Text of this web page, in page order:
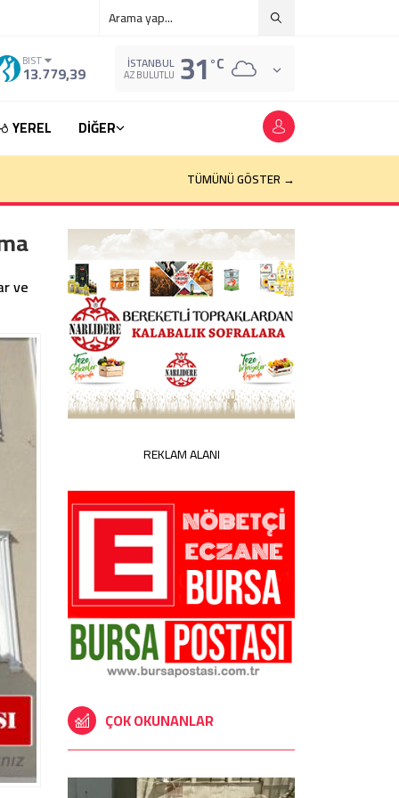
BIST
13.779,39 İSTANBUL
AZ BULUTLU 31°C
YEREL
DİĞER
TÜMÜNÜ GÖSTER →
ve
REKLAM ALANI
ÇOK OKUNANLAR